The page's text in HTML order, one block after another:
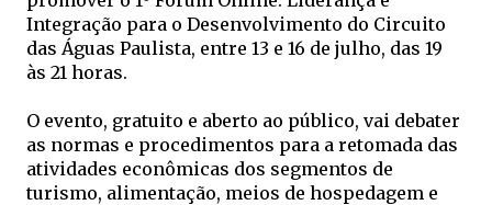
Integração para o Desenvolvimento do Circuito
das Águas Paulista, entre 13 e 16 de julho, das 19
às 21 horas.
O evento, gratuito e aberto ao público, vai debater
as normas e procedimentos para a retomada das
atividades econômicas dos segmentos de
turismo, alimentação, meios de hospedagem e